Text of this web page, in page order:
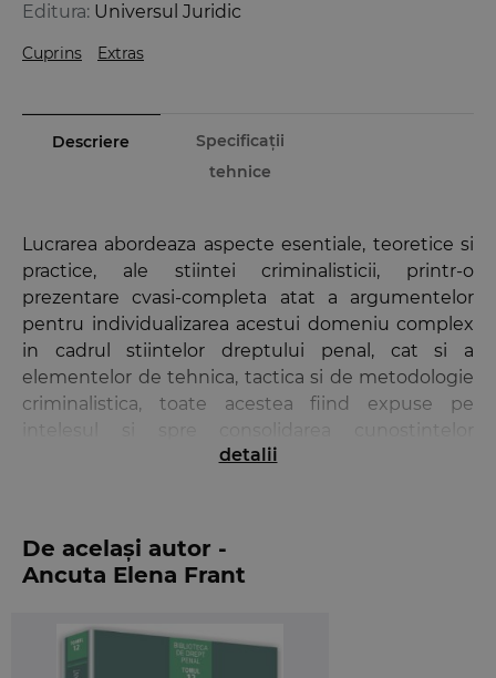
Editura: Universul Juridic
Cuprins Extras
Descriere
Specificații
tehnice
Lucrarea abordeaza aspecte esentiale, teoretice si
practice, ale stiintei criminalisticii, printr-o
prezentare cvasi-completa atat a argumentelor
pentru individualizarea acestui domeniu complex
in cadrul stiintelor dreptului penal, cat si a
elementelor de tehnica, tactica si de metodologie
criminalistica, toate acestea fiind expuse pe
- Relatia criminalisticii cu alte stiinte;
- Aparitia si dezvoltarea acestui domeniu;
- Elemente de tehnica criminalistica (diferitele
tipuri de urme);
detalii
De același autor -
Ancuta Elena Frant